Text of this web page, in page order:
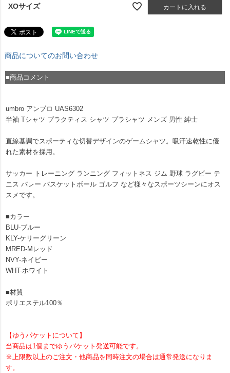
XOサイズ カートに入れる
商品についてのお問い合わせ
■商品コメント
umbro アンブロ UAS6302
半袖 Tシャツ プラクティス シャツ プラシャツ メンズ 男性 紳士
直線基調でスポーティな切替デザインのゲームシャツ。吸汗速乾性に優
れた素材を採用。
サッカー トレーニング ランニング フィットネス ジム 野球 ラグビー テ
ニス バレー バスケットボール ゴルフ など様々なスポーツシーンにオス
スメです。
■カラー
BLU-ブルー
KLY-ケリーグリーン
MRED-Mレッド
NVY-ネイビー
WHT-ホワイト
■材質
ポリエステル100％
【ゆうパケットについて】
当商品は1個までゆうパケット発送可能です。
※上限数以上のご注文・他商品を同時注文の場合は通常発送になりま
す。